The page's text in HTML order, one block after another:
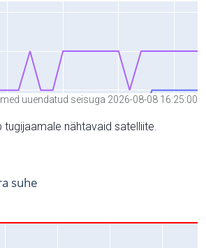
uuendatud seisuga 2026-08-08 16:25:00
tugijaamale nähtavaid satelliite.